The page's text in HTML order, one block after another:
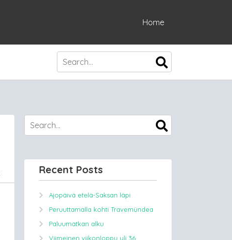
Home
Recent Posts
Ajopäivä etelä-Saksan läpi
Peruuttamalla kohti Travemündea
Paluumatkan alku
Viimeinen viikonloppu yli 36